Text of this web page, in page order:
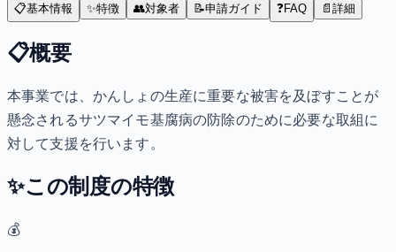
📋基本情報 ✨特徴 👥対象者 📝申請ガイド ❓FAQ 📄 詳細
📋概要
本事業では、かんしょの生産に重要な被害を及ぼすことが
懸念されるサツマイモ基腐病の防除のために必要な取組に
対して支援を行います。
✨この制度の特徴
💰